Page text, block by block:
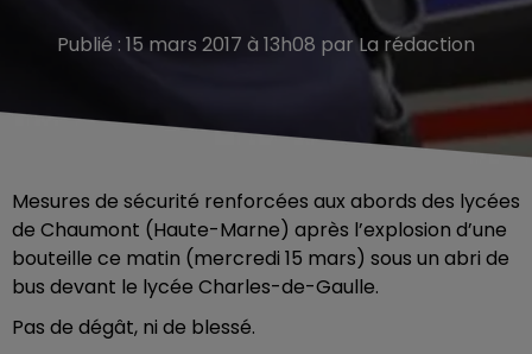
Publié : 15 mars 2017 à 13h08 par La rédaction
Mesures de sécurité renforcées aux abords des lycées
de Chaumont (Haute-Marne) après l’explosion d’une
bouteille ce matin (mercredi 15 mars) sous un abri de
bus devant le lycée Charles-de-Gaulle.
Pas de dégât, ni de blessé.